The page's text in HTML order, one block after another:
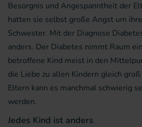
Besorgnis und Angespanntheit der
hatten sie selbst große Angst um
Schwester. Mit der Diagnose
anders. Der Diabetes nimmt Raum
betroffene Kind meist in den
die Liebe zu allen Kindern gleich
Eltern kann es manchmal schwierig
werden.
Jedes Kind ist anders